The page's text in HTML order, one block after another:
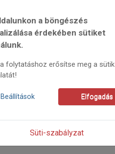
a böngészés
érdekében sütiket
a folytatáshoz erősítse meg a sütik
Beállítások Elfogadás
Süti-szabályzat